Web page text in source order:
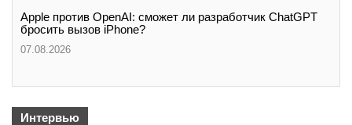
Apple против OpenAI: сможет ли разработчик ChatGPT
бросить вызов iPhone?
07.08.2026
Интервью